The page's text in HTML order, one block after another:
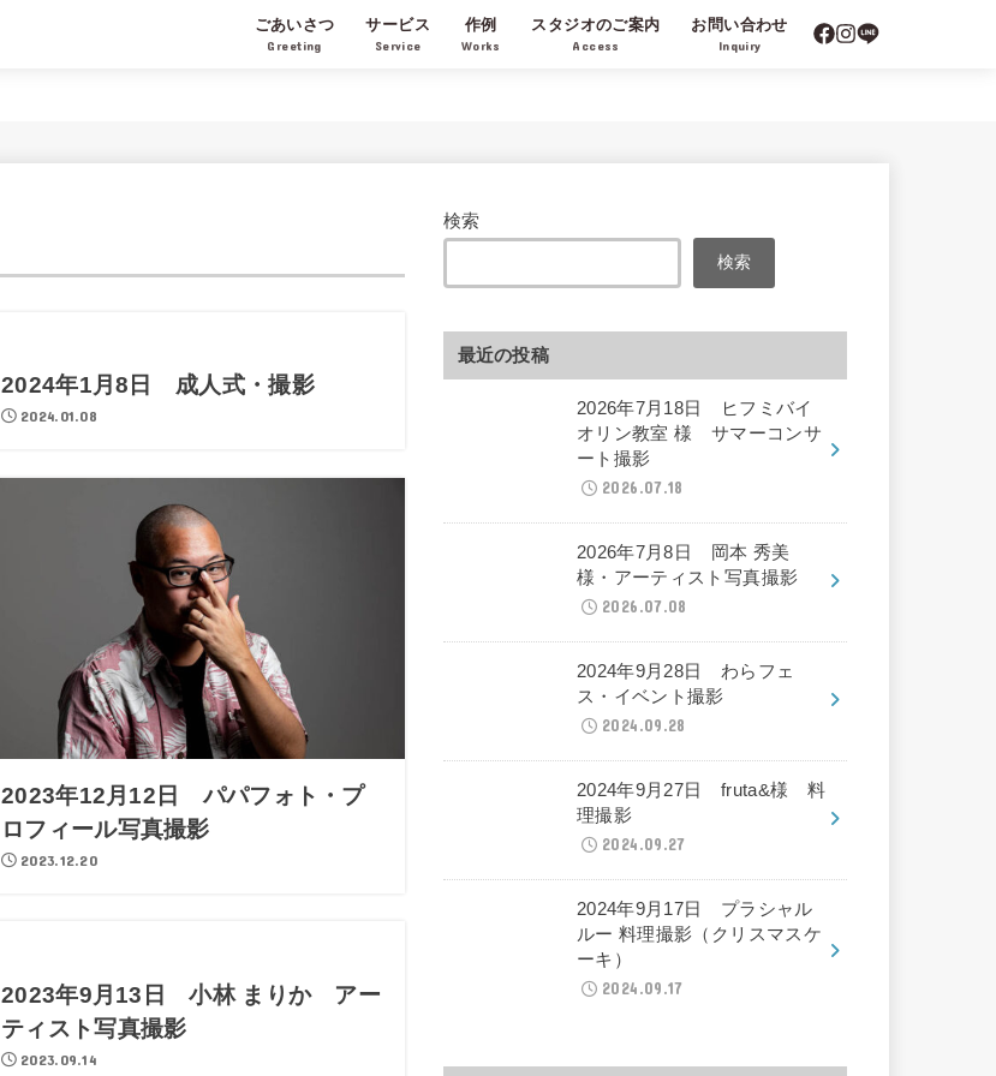
ごあいさつ
Greeting
サービス
Service
作例
Works
スタジオのご案内
Access
お問い合わせ
Inquiry
2024年1月8日 成人式・撮影
2024.01.08
2023年12月12日 パパフォト・プ
ロフィール写真撮影
2023.12.20
2023年9月13日 小林 まりか アー
ティスト写真撮影
2023.09.14
検索
検索
最近の投稿
2026年7月18日 ヒフミバイ
オリン教室 様 サマーコンサ
ート撮影
2026.07.18
2026年7月8日 岡本 秀美
様・アーティスト写真撮影
2026.07.08
2024年9月28日 わらフェ
ス・イベント撮影
2024.09.28
2024年9月27日 fruta&様 料
理撮影
2024.09.27
2024年9月17日 プラシャル
ルー 料理撮影（クリスマスケ
ーキ）
2024.09.17